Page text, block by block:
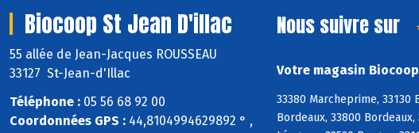
Biocoop St Jean D'illac
55 allée de Jean-Jacques ROUSSEAU
33127 St-Jean-d'Illac
Téléphone : 05 56 68 92 00
Coordonnées GPS : 44,8104994629892 ° ,
Nous suivre sur
Votre magasin
33380 Marcheprime, 33130
Bordeaux, 33800 Bordeaux,